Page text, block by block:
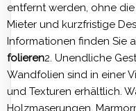
entfernt werden, ohne
Mieter und kurzfristige
Informationen finden Sie
folieren2. Unendliche
Wandfolien sind in einer
und Texturen erhältlich.
Holzmaserungen,